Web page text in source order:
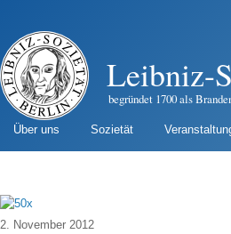
Leibniz-
begründet 1700 als
Über uns Sozietät
2. November 2012